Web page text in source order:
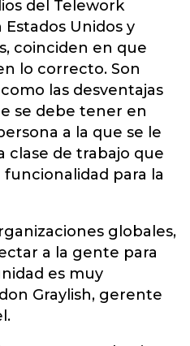
del Telework
Unidos y
coinciden en que
lo correcto. Son
las desventajas
se debe tener en
a la que se le
clase de trabajo que
para la
globales,
a la gente para
es muy
Graylish, gerente